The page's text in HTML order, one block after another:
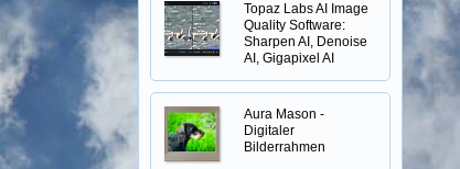
Topaz Labs AI Image
Quality Software:
Sharpen AI, Denoise
AI, Gigapixel AI
Aura Mason -
Digitaler
Bilderrahmen